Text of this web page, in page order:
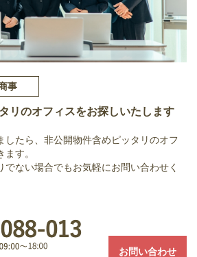
事
リのオフィスをお探しいたします
したら、非公開物件含めピッタリのオフ
す。
ない場合でもお気軽にお問い合わせく
お問い合わせ